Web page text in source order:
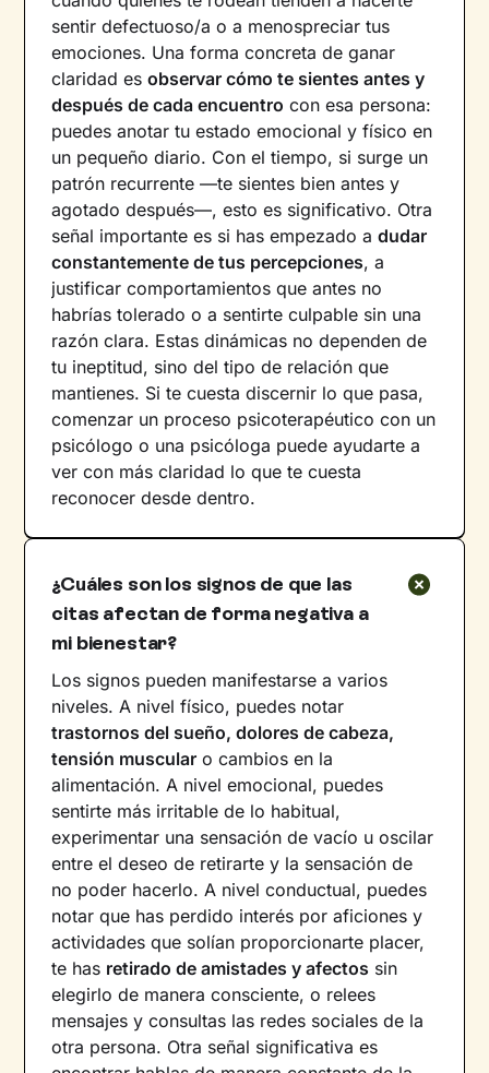
sentir defectuoso/a o a menospreciar tus
emociones. Una forma concreta de ganar
claridad esobservar cómo te sientes antes y
después de cada encuentro con esa persona:
puedes anotar tu estado emocional y físico en
un pequeño diario. Con el tiempo, si surge un
patrón recurrente —te sientes bien antes y
agotado después—, esto es significativo. Otra
señal importante es si has empezado adudar
constantemente de tus percepciones, a
justificar comportamientos que antes no
habrías tolerado o a sentirte culpable sin una
razón clara. Estas dinámicas no dependen de
tu ineptitud, sino del tipo de relación que
mantienes. Si te cuesta discernir lo que pasa,
comenzar un proceso psicoterapéutico con un
psicólogo o una psicóloga puede ayudarte a
ver con más claridad lo que te cuesta
reconocer desde dentro.
¿Cuáles son los signos de que las
citas afectan de forma negativa a
mi bienestar?
Los signos pueden manifestarse a varios
niveles. A nivel físico, puedes notar
trastornos del sueño, dolores de cabeza,
tensión muscular o cambios en la
alimentación. A nivel emocional, puedes
sentirte más irritable de lo habitual,
experimentar una sensación de vacío u oscilar
entre el deseo de retirarte y la sensación de
no poder hacerlo. A nivel conductual, puedes
notar que has perdido interés por aficiones y
actividades que solían proporcionarte placer,
te has retirado de amistades y afectos sin
elegirlo de manera consciente, o relees
mensajes y consultas las redes sociales de la
otra persona. Otra señal significativa es